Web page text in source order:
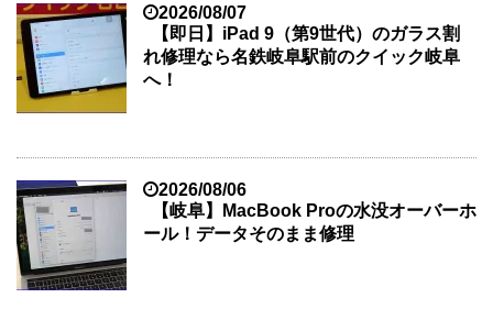
2026/08/07
【即日】iPad 9（第9世代）のガラス割
れ修理なら名鉄岐阜駅前のクイック岐阜
へ！
2026/08/06
【岐阜】MacBook Proの水没オーバーホ
ール！データそのまま修理